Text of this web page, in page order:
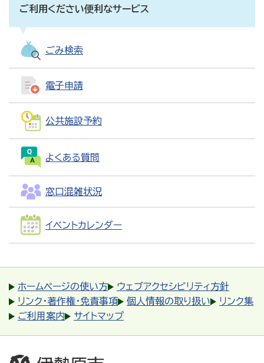
ご利用ください便利なサービス
ごみ検索
電子申請
公共施設予約
よくある質問
窓口混雑状況
イベントカレンダー
ホームページの使い方
ウェブアクセシビリティ方針
リンク・著作権・免責事項
個人情報の取り扱い
リンク集
ご利用案内
サイトマップ